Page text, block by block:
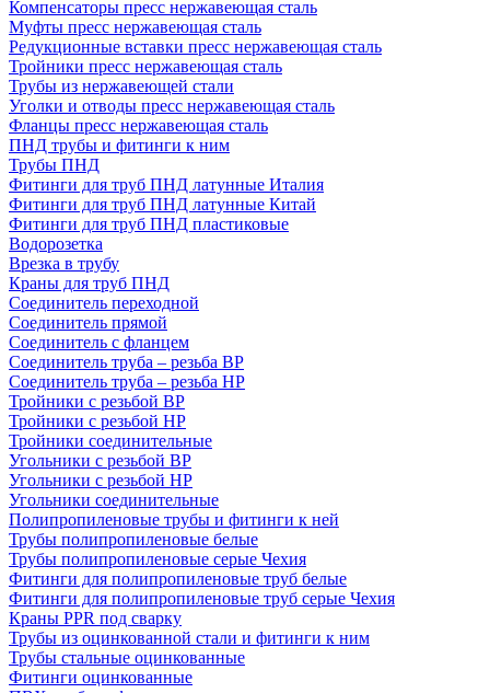
Компенсаторы пресс нержавеющая сталь
Муфты пресс нержавеющая сталь
Редукционные вставки пресс нержавеющая сталь
Тройники пресс нержавеющая сталь
Трубы из нержавеющей стали
Уголки и отводы пресс нержавеющая сталь
Фланцы пресс нержавеющая сталь
ПНД трубы и фитинги к ним
Трубы ПНД
Фитинги для труб ПНД латунные Италия
Фитинги для труб ПНД латунные Китай
Фитинги для труб ПНД пластиковые
Водорозетка
Врезка в трубу
Краны для труб ПНД
Соединитель переходной
Соединитель прямой
Соединитель с фланцем
Соединитель труба – резьба ВР
Соединитель труба – резьба НР
Тройники с резьбой ВР
Тройники с резьбой НР
Тройники соединительные
Угольники с резьбой ВР
Угольники с резьбой НР
Угольники соединительные
Полипропиленовые трубы и фитинги к ней
Трубы полипропиленовые белые
Трубы полипропиленовые серые Чехия
Фитинги для полипропиленовые труб белые
Фитинги для полипропиленовые труб серые Чехия
Краны PPR под сварку
Трубы из оцинкованной стали и фитинги к ним
Трубы стальные оцинкованные
Фитинги оцинкованные